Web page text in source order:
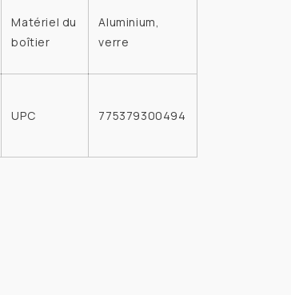
Matériel du
boîtier
Aluminium,
verre
UPC 775379300494